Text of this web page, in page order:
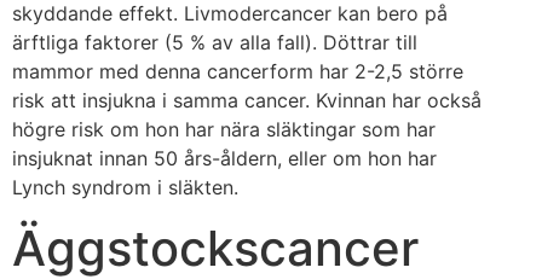
skyddande effekt. Livmodercancer kan bero på
ärftliga faktorer (5 % av alla fall). Döttrar till
mammor med denna cancerform har 2-2,5 större
risk att insjukna i samma cancer. Kvinnan har också
högre risk om hon har nära släktingar som har
insjuknat innan 50 års-åldern, eller om hon har
Lynch syndrom i släkten.
Äggstockscancer